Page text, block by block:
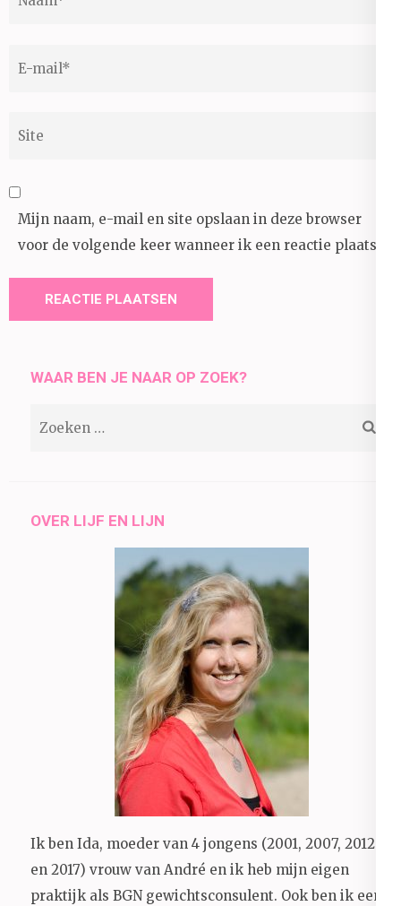
Mijn naam, e-mail en site opslaan in deze browser
voor de volgende keer wanneer ik een reactie plaats.
WAAR BEN JE NAAR OP ZOEK?
OVER LIJF EN LIJN
Ik ben Ida, moeder van 4 jongens (2001, 2007, 2012
en 2017) vrouw van André en ik heb mijn eigen
praktijk als BGN gewichtsconsulent. Ook ben ik een